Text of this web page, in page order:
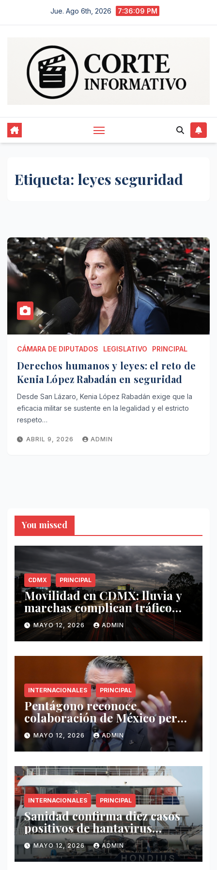
Jue. Ago 6th, 2026 7:36:09 PM
Etiqueta: leyes seguridad
CÁMARA DE DIPUTADOS LEGISLATIVO PRINCIPAL
Derechos humanos y leyes: el reto de
Kenia López Rabadán en seguridad
Desde San Lázaro, Kenia López Rabadán exige que la
eficacia militar se sustente en la legalidad y el estricto
respeto…
ABRIL 9, 2026 ADMIN
You missed
CDMX PRINCIPAL
Movilidad en CDMX: lluvia y
marchas complican tráfico
este 12 de mayo
MAYO 12, 2026 ADMIN
INTERNACIONALES PRINCIPAL
Pentágono reconoce
colaboración de México pero
exige mayor operatividad
antidrogas
MAYO 12, 2026 ADMIN
INTERNACIONALES PRINCIPAL
Sanidad confirma diez casos
positivos de hantavirus
vinculados al crucero MV
Hondius
MAYO 12, 2026 ADMIN